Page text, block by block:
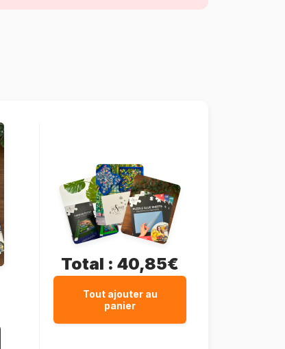
Total : 40,85€
Tout ajouter au
panier